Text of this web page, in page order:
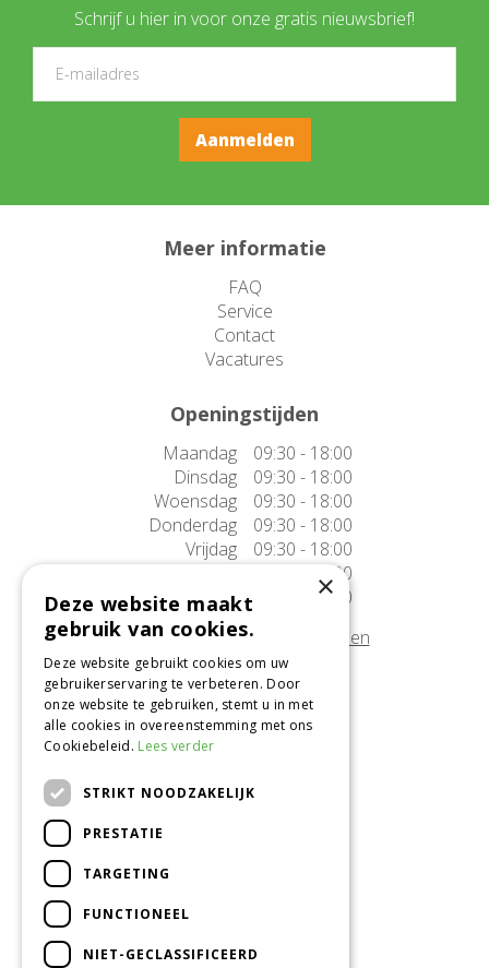
Schrijf u hier in voor onze gratis nieuwsbrief!
Meer informatie
FAQ
Service
Contact
Vacatures
Openingstijden
Maandag
09:30 - 18:00
Dinsdag
09:30 - 18:00
Woensdag
09:30 - 18:00
Donderdag
09:30 - 18:00
Vrijdag
09:30 - 18:00
Zaterdag
09:30 - 17:00
Zondag
10:00 - 17:00
Afwijkende openingstijden tonen
Onze locatie
Tuincentrum Alméérplant
Jac. P. Thijsseweg 4
pinterest
×
Deze website maakt
gebruik van cookies.
Deze website gebruikt cookies om uw
gebruikerservaring te verbeteren. Door
onze website te gebruiken, stemt u in met
alle cookies in overeenstemming met ons
Cookiebeleid. Lees verder
STRIKT NOODZAKELIJK
PRESTATIE
TARGETING
FUNCTIONEEL
NIET-GECLASSIFICEERD